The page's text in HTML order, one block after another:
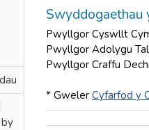
Swyddogaethau
Pwyllgor Cyswllt
Pwyllgor Adolygu
Pwyllgor Craffu
* Gweler Cyfarfod y